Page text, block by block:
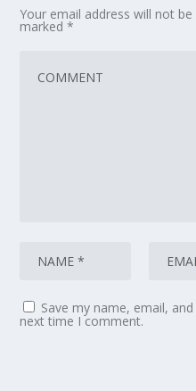
Your email address will not be
marked*
Save my name, email,
next time I comment.